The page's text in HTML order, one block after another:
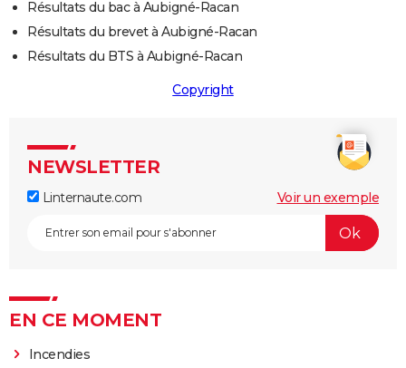
Résultats du bac à Aubigné-Racan
Résultats du brevet à Aubigné-Racan
Résultats du BTS à Aubigné-Racan
Copyright
NEWSLETTER
Linternaute.com Voir un exemple
EN CE MOMENT
Incendies